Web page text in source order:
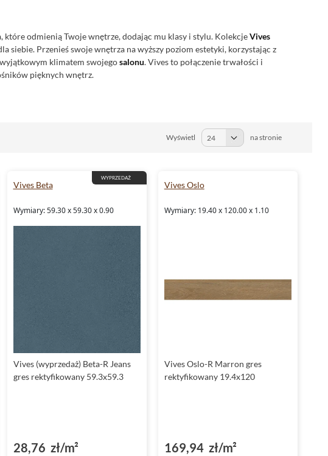
które odmienią Twoje wnętrze, dodając mu klasy i stylu. KolekcjeVives
siebie. Przenieś swoje wnętrza na wyższy poziom estetyki, korzystając z
klimatem swojegosalonu. Vives to połączenie trwałości i
pięknych wnętrz.
Wyświetl na stronie
WYPRZEDAŻ
Vives Beta
Wymiary: 59.30 x 59.30 x 0.90
Vives (wyprzedaż) Beta-R Jeans
gres rektyfikowany 59.3x59.3
28,76 zł/m²
Vives Oslo
Wymiary: 19.40 x 120.00 x 1.10
Vives Oslo-R Marron gres
rektyfikowany 19.4x120
169,94 zł/m²